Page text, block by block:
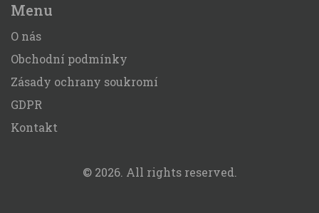
Menu
O nás
Obchodní podmínky
Zásady ochrany soukromí
GDPR
Kontakt
© 2026. All rights reserved.